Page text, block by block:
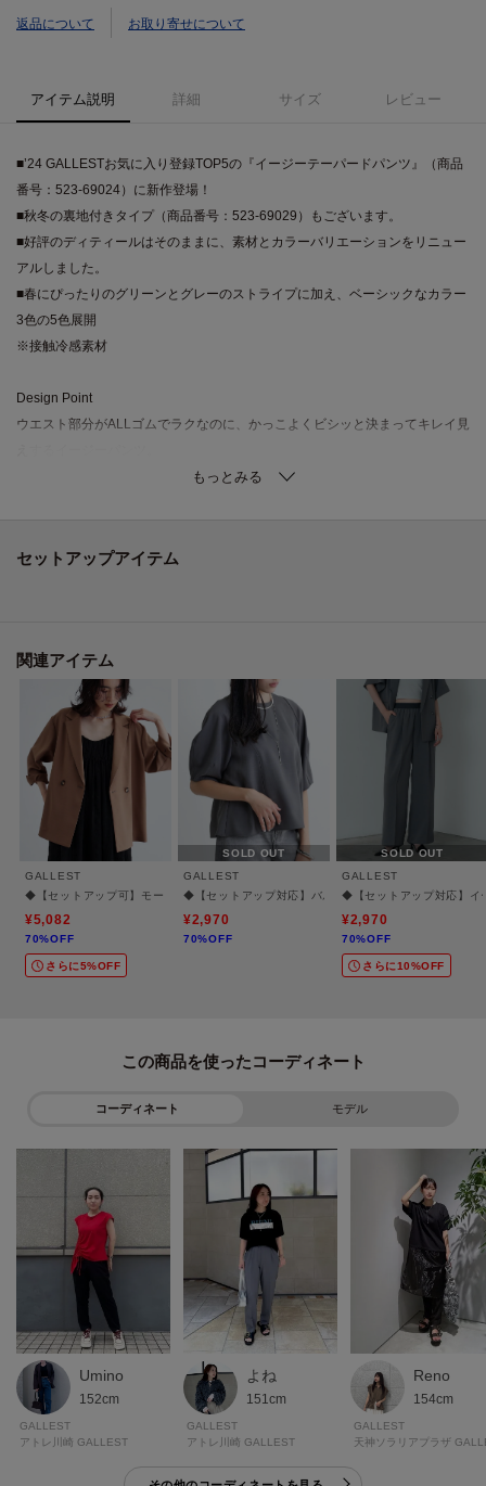
返品について お取り寄せについて
アイテム説明 詳細 サイズ レビュー
■’24 GALLESTお気に入り登録TOP5の『イージーテーパードパンツ』（商品
番号：523-69024）に新作登場！
■秋冬の裏地付きタイプ（商品番号：523-69029）もございます。
■好評のディティールはそのままに、素材とカラーバリエーションをリニュー
アルしました。
■春にぴったりのグリーンとグレーのストライプに加え、ベーシックなカラー
3色の5色展開
※接触冷感素材
Design Point
ウエスト部分がALLゴムでラクなのに、かっこよくビシッと決まってキレイ見
脚がスッキリと細見えするテーパードシルエットです。
同素材のジャケット（商品番号：523－42008）、同素材のパンツ（商品番
号：523－62007、523－62008）とセットアップで着用も可能です。
Fabric Point
しわになりにくく、ほんのりストレッチの梳毛見えするポリエステル混素
材。
さらっとした風合いで穿き心地◎です。
【仕様】
・ポケット数：横×2
【注意点】
チャコールグレー(014)とチャコールグレー(614)は生産時期の違いにより色味
気になるアイテムのページにある「ハートマーク」をクリックして簡単に追
加できます。
登録すると、再入荷通知やお値下げ情報をメルマガにてお知らせ！
マイページにてお気に入り一覧もチェックできます。
＊＊＊＊＊＊＊＊＊＊＊＊＊＊＊＊＊＊＊＊＊＊＊＊＊＊＊＊＊
※照明の関係により、実際よりも色味が違って見える場合があります。ま
セットアップアイテム
関連アイテム
GALLEST
◆【セットアップ可】モードフィットダブルボタンジャケット【カセット服/オケージョ
¥5,082
70%OFF
さらに5%OFF
SOLD OUT
GALLEST
◆【セットアップ対応】バルーンスリーブブラウス【通
¥2,970
70%OFF
SOLD OUT
GALLEST
◆【セットアップ対応】イ
¥2,970
70%OFF
さらに10%OFF
この商品を使った
コーディネート モデル
Umino
152cm
GALLEST
アトレ川崎 GALLEST
よね
151cm
GALLEST
アトレ川崎 GALLEST
Reno
154cm
GALLEST